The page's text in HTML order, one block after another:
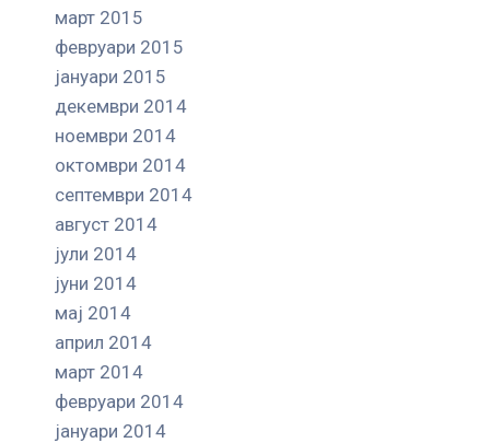
март 2015
февруари 2015
јануари 2015
декември 2014
ноември 2014
октомври 2014
септември 2014
август 2014
јули 2014
јуни 2014
мај 2014
април 2014
март 2014
февруари 2014
јануари 2014